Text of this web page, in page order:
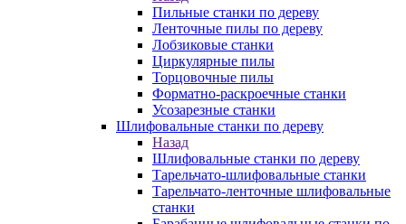
Пильные станки по дереву
Ленточные пилы по дереву
Лобзиковые станки
Циркулярные пилы
Торцовочные пилы
Форматно-раскроечные станки
Усозарезные станки
Шлифовальные станки по дереву
Назад
Шлифовальные станки по дереву
Тарельчато-шлифовальные станки
Тарельчато-ленточные шлифовальные
станки